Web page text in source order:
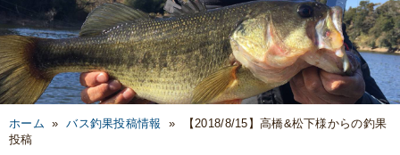
ホーム »バス釣果投稿情報 »
【2018/8/15】高橋&松下様からの釣果
投稿